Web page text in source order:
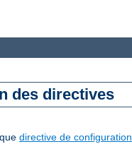
des directives
directive de configuration